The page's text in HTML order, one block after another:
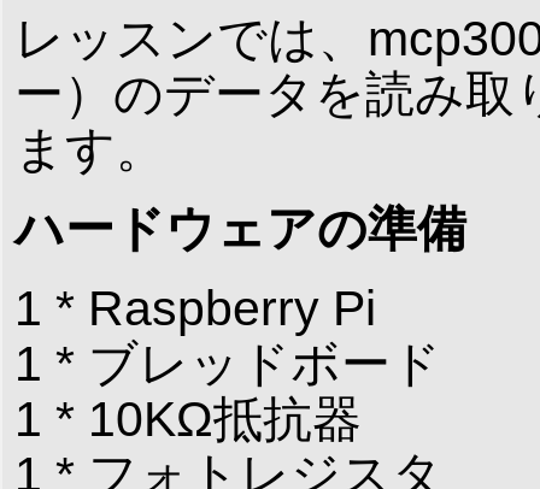
レッスンでは、
ー）のデータを読み取
ます。
ハードウェアの準備
1 * Raspberry Pi
1 * ブレッドボード
1 * 10KΩ抵抗器
1 * フォトレジスタ